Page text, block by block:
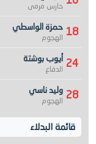
حارس مرمى
18 حمزة الواسطي
الهجوم
24 أيوب بوشتة
الدفاع
28 وليد ناسي
الهجوم
قائمة البدلاء